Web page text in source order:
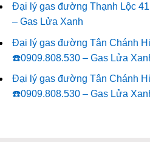
Đại lý gas đường Thạnh Lộc
– Gas Lửa Xanh
Đại lý gas đường Tân Chánh
☎️0909.808.530 – Gas Lửa
Đại lý gas đường Tân Chánh
☎️0909.808.530 – Gas Lửa